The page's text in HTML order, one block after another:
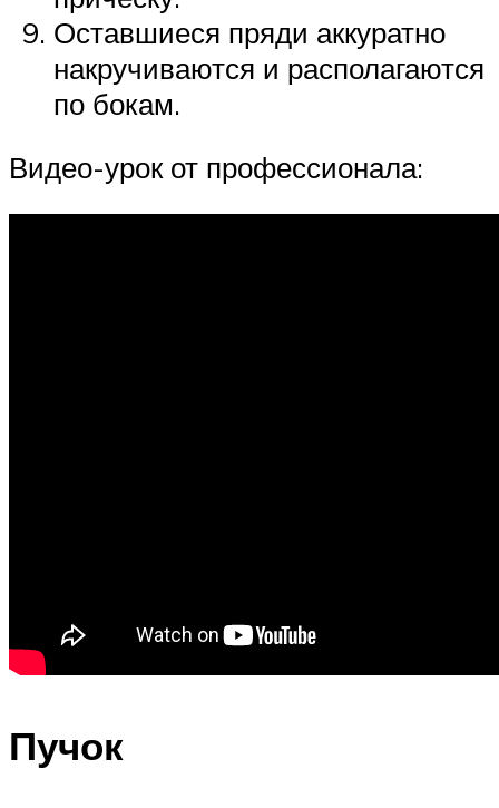
Оставшиеся пряди аккуратно
накручиваются и располагаются
по бокам.
Видео-урок от профессионала:
Пучок